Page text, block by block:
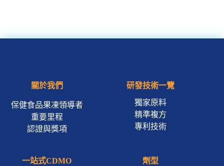
關於我們
保健食品果凍領導者
重要里程
認證與獎項
研發技術一覽
獨家原料
精準複方
專利技術
一站式CDMO
劑型